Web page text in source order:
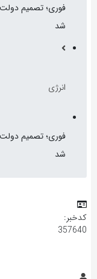
فوری؛ تصمیم دولت
شد
انرژی
فوری؛ تصمیم دولت
شد
کدخبر:
357640